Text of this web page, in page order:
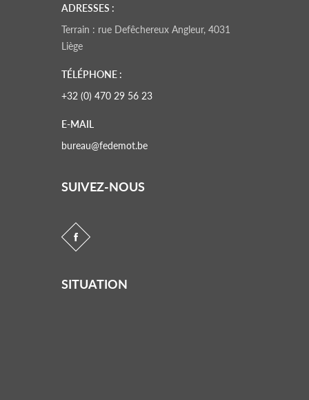
ADRESSES :
Terrain : rue Defêchereux Angleur, 4031
Liège
TÉLÉPHONE :
+32 (0) 470 29 56 23
E-MAIL
bureau@fedemot.be
SUIVEZ-NOUS
SITUATION